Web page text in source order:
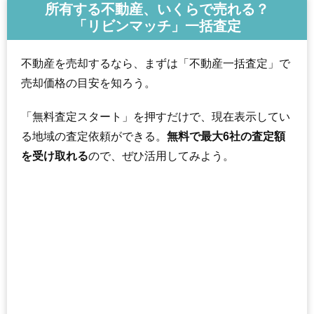
所有する不動産、いくらで売れる？
「リビンマッチ」一括査定
不動産を売却するなら、まずは「不動産一括査定」で
売却価格の目安を知ろう。
「無料査定スタート」を押すだけで、現在表示してい
る地域の査定依頼ができる。 無料で最大6社の査定額
を受け取れるので、ぜひ活用してみよう。